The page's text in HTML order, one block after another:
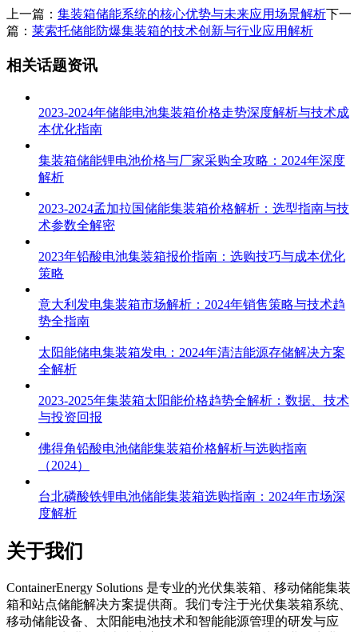
上一篇： 集装箱储能系统的核心优势与未来应用场景解析下一
篇： 莱索托储能防爆集装箱的技术创新与行业应用解析
相关话题资讯
2023-2024年储能电池集装箱价格走势深度解析与技术成
本优化指南
集装箱储能锂电池价格与厂家采购全攻略：2024年深度
解析
2023-2024孟加拉国储能集装箱价格解析：选型指南与技
术参数全解密
2023年铅酸电池集装箱报价指南：选购技巧与成本优化
策略
意大利发电集装箱市场解析：2024年销售策略与技术趋
势全指南
太阳能储电集装箱发电：2024年清洁能源存储解决方案
全解析
2023-2025年集装箱太阳能价格趋势全解析：数据、技术
与投资回报
佛得角铅酸电池储能集装箱价格解析与选购指南
（2024）
台北磷酸铁锂电池储能集装箱选购指南：2024年市场深
度解析
关于我们
ContainerEnergy Solutions 是专业的光伏集装箱、移动储能集装
箱和站点储能解决方案提供商。我们专注于光伏集装箱系统、
移动储能设备、太阳能电池技术和智能能源管理的研发与应